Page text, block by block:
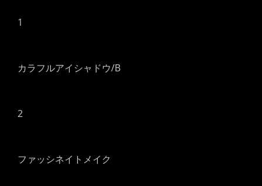
1
カラフルアイシャドウ/B
2
ファッシネイトメイク